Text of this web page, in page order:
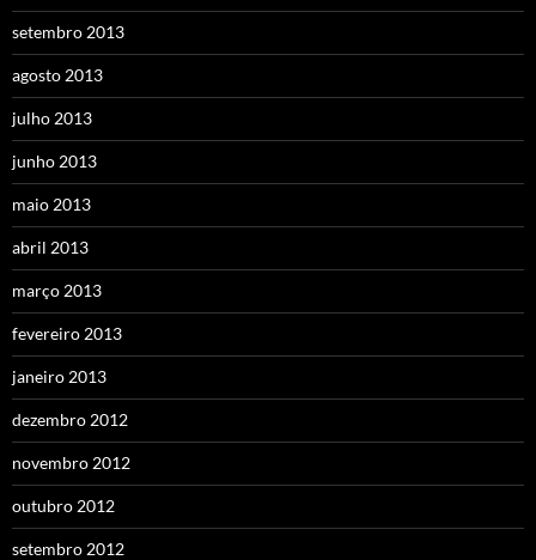
setembro 2013
agosto 2013
julho 2013
junho 2013
maio 2013
abril 2013
março 2013
fevereiro 2013
janeiro 2013
dezembro 2012
novembro 2012
outubro 2012
setembro 2012